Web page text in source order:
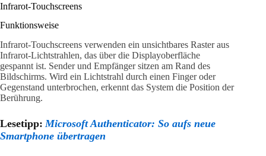
Infrarot-Touchscreens
Funktionsweise
Infrarot-Touchscreens verwenden ein unsichtbares Raster aus
Infrarot-Lichtstrahlen, das über die Displayoberfläche
gespannt ist. Sender und Empfänger sitzen am Rand des
Bildschirms. Wird ein Lichtstrahl durch einen Finger oder
Gegenstand unterbrochen, erkennt das System die Position der
Berührung.
Lesetipp: Microsoft Authenticator: So aufs neue
Smartphone übertragen